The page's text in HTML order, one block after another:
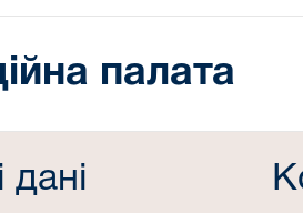
палата
дані